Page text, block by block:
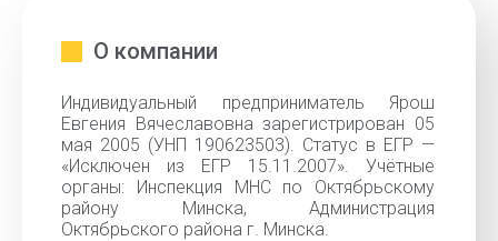
О компании
Индивидуальный предприниматель Ярош
Евгения Вячеславовна зарегистрирован 05
мая 2005 (УНП 190623503). Статус в ЕГР —
«Исключен из ЕГР 15.11.2007». Учётные
органы: Инспекция МНС по Октябрьскому
району Минска, Администрация
Октябрьского района г. Минска.